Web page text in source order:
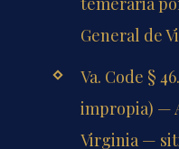
General de
Va. Code §
impropia) —
Virginia —